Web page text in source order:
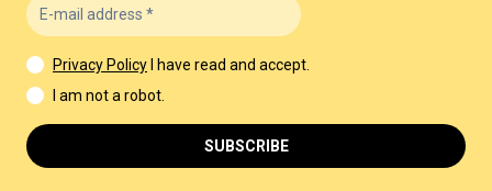
Privacy Policy
I have read and accept.
I am not a robot.
SUBSCRIBE